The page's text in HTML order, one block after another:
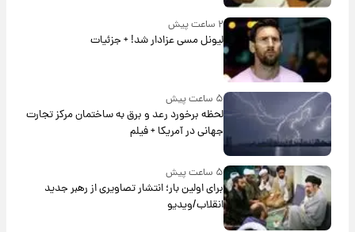
۲ ساعت پیش
لیونل مسی عزادار شد! + جزئیات
۵ ساعت پیش
لحظه برخورد رعد و برق به ساختمان مرکز تجارت
جهانی در آمریکا + فیلم
۵ ساعت پیش
برای اولین بار؛ انتشار تصاویری از رهبر جدید
انقلاب/ویدیو